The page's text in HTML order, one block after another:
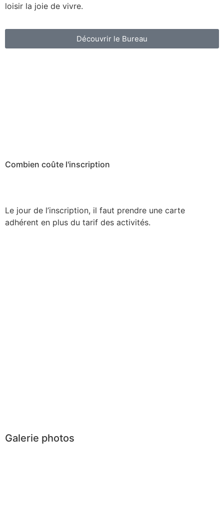
loisir la joie de vivre.
Découvrir le Bureau
Combien coûte l'inscription
Le jour de l’inscription, il faut prendre une carte
adhérent en plus du tarif des activités.
Galerie photos